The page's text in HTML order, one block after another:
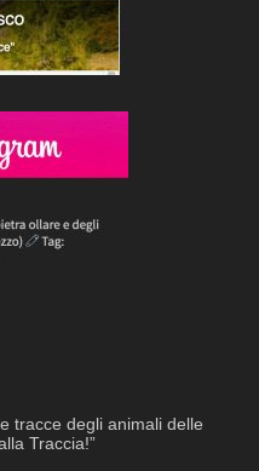
tracce degli animali delle
Traccia!”